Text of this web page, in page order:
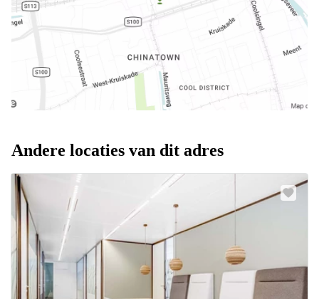
Andere locaties van dit adres